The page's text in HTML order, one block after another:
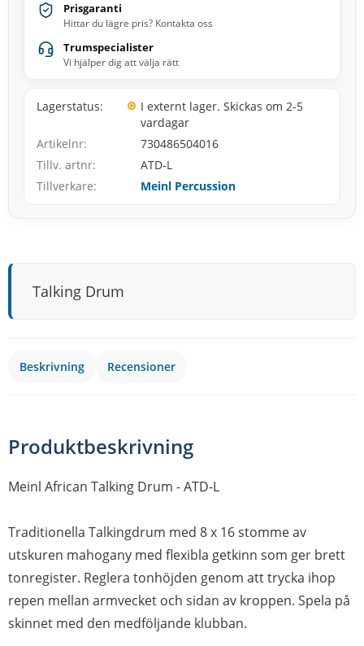
Prisgaranti
Hittar du lägre pris? Kontakta oss
Trumspecialister
Vi hjälper dig att välja rätt
Lagerstatus
I externt lager. Skickas om 2-5
vardagar
Artikelnr
730486504016
Tillv. artnr
ATD-L
Tillverkare
Meinl Percussion
Talking Drum
Beskrivning Recensioner
Produktbeskrivning
Meinl African Talking Drum - ATD-L
Traditionella Talkingdrum med 8 x 16 stomme av
utskuren mahogany med flexibla getkinn som ger brett
tonregister. Reglera tonhöjden genom att trycka ihop
repen mellan armvecket och sidan av kroppen. Spela på
skinnet med den medföljande klubban.